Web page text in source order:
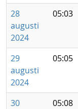
28
augusti
2024
05:03
29
augusti
2024
05:05
30
05:08